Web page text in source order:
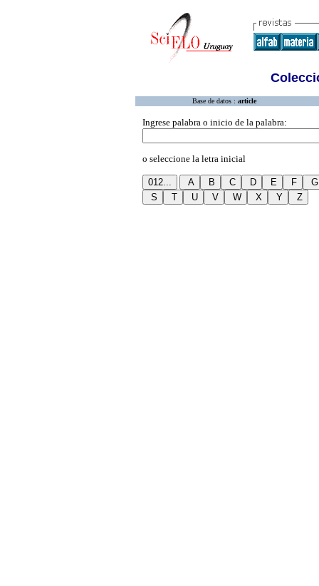
Base de datos : article
Ingrese palabra o inicio de la palabra:
o seleccione la letra inicial